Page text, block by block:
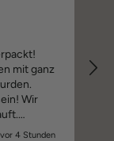
mit ganz
Wir
euch
vor 4 Stunden